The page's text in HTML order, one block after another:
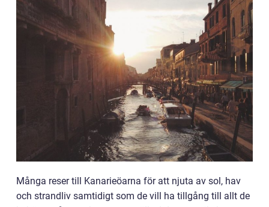
Många reser till Kanarieöarna för att njuta av sol, hav
och strandliv samtidigt som de vill ha tillgång till allt de